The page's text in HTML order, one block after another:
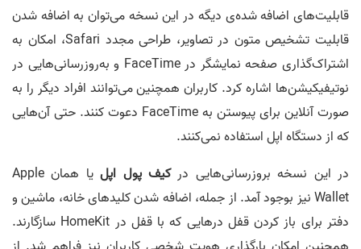
قابلیت‌های اضافه شده‌ی دیگه در این نسخه می‌توان به اضافه شدن
قابلیت تشخیص متون در تصاویر، طراحی مجدد Safari، امکان به
اشتراک‌گذاری صفحه نمایشگر در FaceTime و به‌روزرسانی‌هایی در
نوتیفیکیشن‌ها اشاره کرد. کاربران همچنین می‌توانند افراد دیگر را به
صورت آنلاین برای پیوستن به FaceTime دعوت کنند. حتی آن‌هایی
که از دستگاه اپل استفاده نمی‌کنند.
در این نسخه بروزرسانی‌هایی درکیف پول اپل
یا همان Apple
Wallet نیز بوجود آمد. از جمله، اضافه شدن کلیدهای خانه، ماشین و
دفتر برای باز کردن قفل درهایی که با قفل در HomeKit سازگارند.